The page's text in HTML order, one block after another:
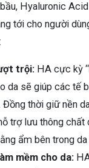
Hyaluronic
tới cho người
trội: HA cực kỳ
da sẽ giúp các tế
thời giữ nền
trợ lưu thông chất
ẩm bên trong da
mềm cho da: